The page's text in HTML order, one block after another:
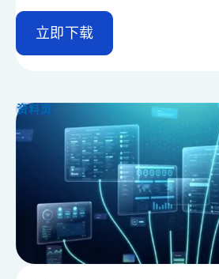
立即下载
d
e
i
资料页